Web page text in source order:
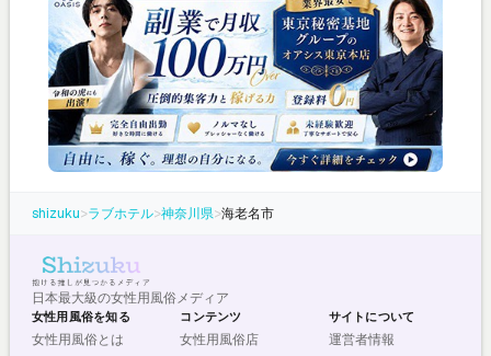
shizuku>ラブホテル>神奈川県>海老名市
日本最大級の女性用風俗メディア
女性用風俗を知る
女性用風俗とは
コンテンツ
女性用風俗店
サイトについて
運営者情報